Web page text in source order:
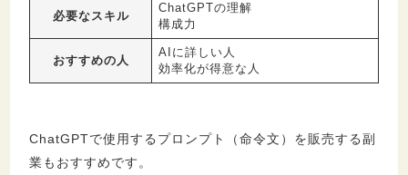
必要なスキル
ChatGPTの理解
構成力
おすすめの人
AIに詳しい人
効率化が得意な人
ChatGPTで使用するプロンプト（命令文）を販売する副
業もおすすめです。